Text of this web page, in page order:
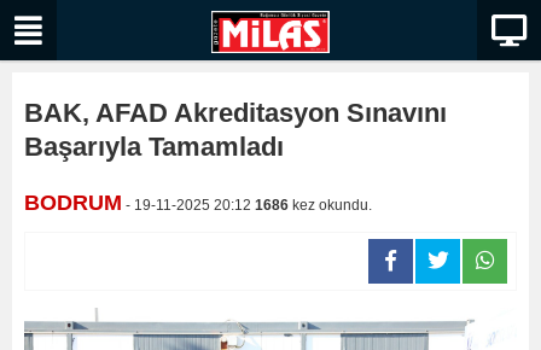
BAK, AFAD Akreditasyon Sınavını
Başarıyla Tamamladı
BODRUM - 19-11-2025 20:12 1686 kez okundu.